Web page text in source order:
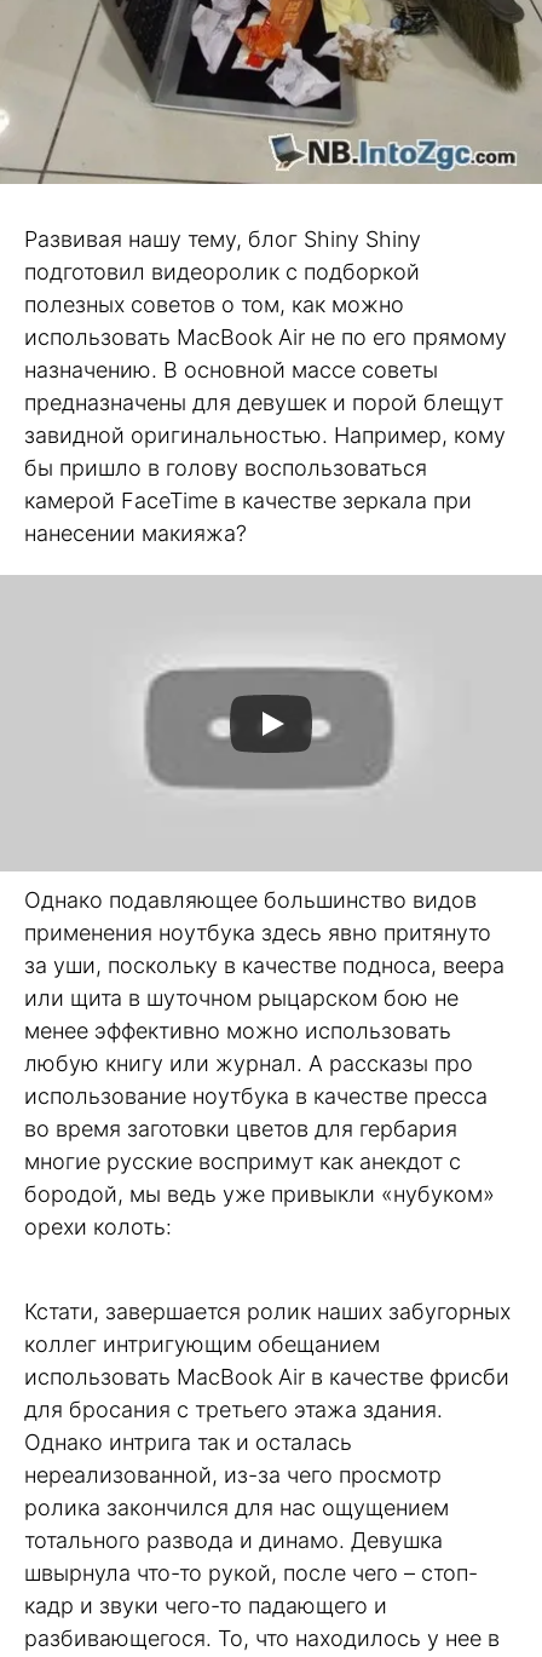
Развивая нашу тему, блог Shiny Shiny
подготовил видеоролик с подборкой
полезных советов о том, как можно
использовать MacBook Air не по его прямому
назначению. В основной массе советы
предназначены для девушек и порой блещут
завидной оригинальностью. Например, кому
бы пришло в голову воспользоваться
камерой FaceTime в качестве зеркала при
нанесении макияжа?
Однако подавляющее большинство видов
применения ноутбука здесь явно притянуто
за уши, поскольку в качестве подноса, веера
или щита в шуточном рыцарском бою не
менее эффективно можно использовать
любую книгу или журнал. А рассказы про
использование ноутбука в качестве пресса
во время заготовки цветов для гербария
многие русские воспримут как анекдот с
бородой, мы ведь уже привыкли «нубуком»
орехи колоть:
Кстати, завершается ролик наших забугорных
коллег интригующим обещанием
использовать MacBook Air в качестве фрисби
для бросания с третьего этажа здания.
Однако интрига так и осталась
нереализованной, из-за чего просмотр
ролика закончился для нас ощущением
тотального развода и динамо. Девушка
швырнула что-то рукой, после чего – стоп-
кадр и звуки чего-то падающего и
разбивающегося. То, что находилось у нее в